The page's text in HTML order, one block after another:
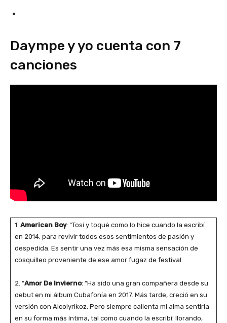
Daympe y yo cuenta con 7
canciones
1. American Boy: “Tosí y toqué como lo hice cuando la escribí
en 2014, para revivir todos esos sentimientos de pasión y
despedida. Es sentir una vez más esa misma sensación de
cosquilleo proveniente de ese amor fugaz de festival.
2. “Amor De Invierno: “Ha sido una gran compañera desde su
debut en mi álbum Cubafonía en 2017. Más tarde, creció en su
versión con Alcolyrikoz. Pero siempre calienta mi alma sentirla
en su forma más íntima, tal como cuando la escribí: llorando,